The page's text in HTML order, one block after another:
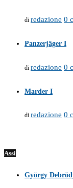
di redazione 0
Panzerjäger I
di redazione 0
Marder I
di redazione 0
Assi
György